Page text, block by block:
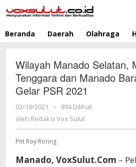
ke
Beranda Daerah Olahraga
Wilayah Manado Selatan,
Tenggara dan Manado
Gelar PSR 2021
02/10/2021
oleh
Redaksi
-
894 Dilihat
oleh Redaksi Vox Sulut
Pnt Roy Roring
Manado, VoxSulut.Com –